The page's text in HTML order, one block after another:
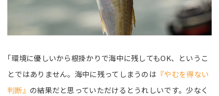
｢環境に優しいから根掛かりで海中に残してもOK、というこ
とではありません。海中に残ってしまうのは 『やむを得ない
判断』 の結果だと思っていただけるとうれしいです。少なく